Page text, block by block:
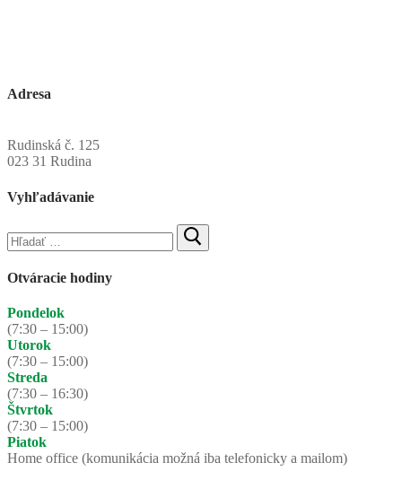
Adresa
Rudinská č. 125
023 31 Rudina
Vyhľadávanie
Hľadať:
Otváracie hodiny
Pondelok
(7:30 – 15:00)
Utorok
(7:30 – 15:00)
Streda
(7:30 – 16:30)
Štvrtok
(7:30 – 15:00)
Piatok
Home office (komunikácia možná iba telefonicky a mailom)